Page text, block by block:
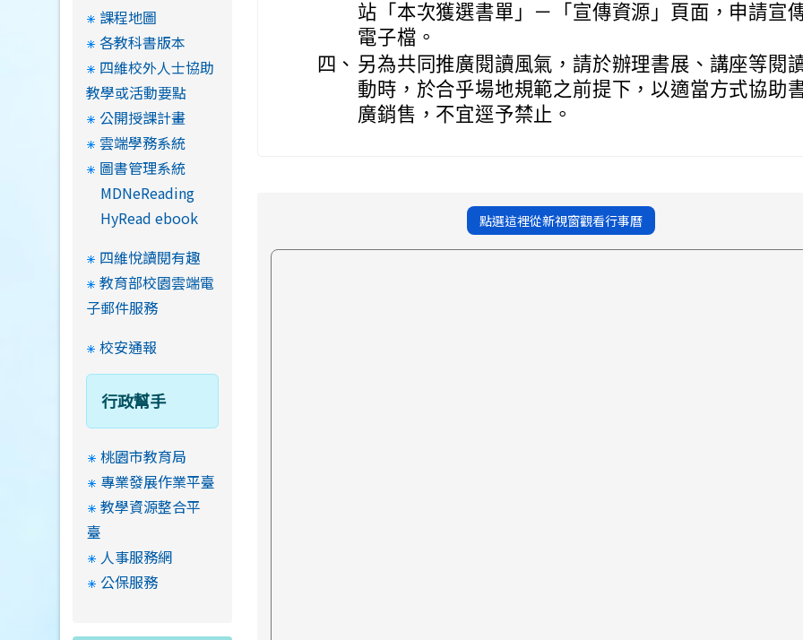
站「本次獲選書單」－「宣傳資源」頁面，申請宣
電子檔。
四、 另為共同推廣閱讀風氣，請於辦理書展、講座等閱
動時，於合乎場地規範之前提下，以適當方式協助
廣銷售，不宜逕予禁止。
點選這裡從新視窗觀看行事曆
課程地圖
各教科書版本
四維校外人士協助
教學或活動要點
公開授課計畫
雲端學務系統
圖書管理系統
MDNeReading
HyRead ebook
四維悅讀閱有趣
教育部校園雲端電
子郵件服務
校安通報
行政幫手
桃園市教育局
專業發展作業平臺
教學資源整合平
臺
人事服務網
公保服務